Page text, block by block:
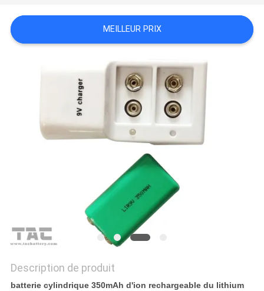
DEMANDEZ
CITATION
PLAN
MEILLEUR PRIX
Description de produit
batterie cylindrique 350mAh d'ion rechargeable du lithium